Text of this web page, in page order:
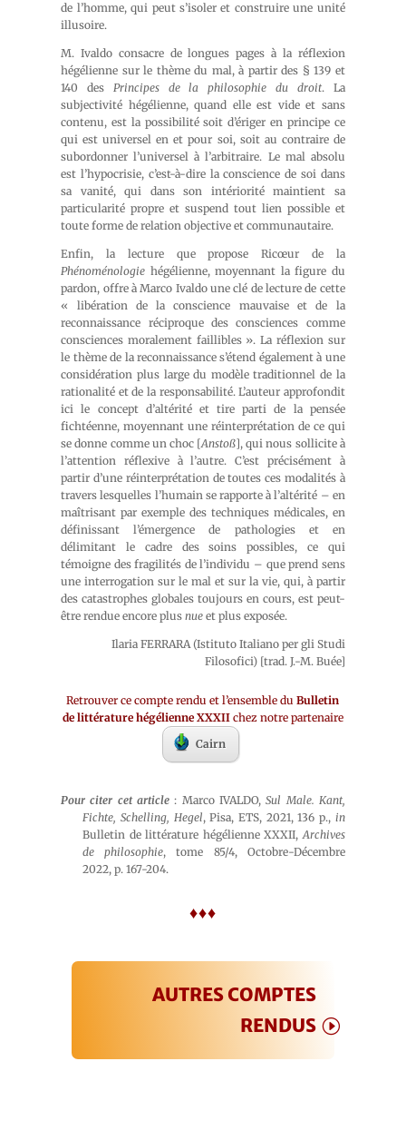
de l’homme, qui peut s’isoler et construire une unité
illusoire.
M. Ivaldo consacre de longues pages à la réflexion
hégélienne sur le thème du mal, à partir des § 139 et
140 des Principes de la philosophie du droit. La
subjectivité hégélienne, quand elle est vide et sans
contenu, est la possibilité soit d’ériger en principe ce
qui est universel en et pour soi, soit au contraire de
subordonner l’universel à l’arbitraire. Le mal absolu
est l’hypocrisie, c’est-à-dire la conscience de soi dans
sa vanité, qui dans son intériorité maintient sa
particularité propre et suspend tout lien possible et
toute forme de relation objective et communautaire.
Enfin, la lecture que propose Ricœur de la
Phénoménologie hégélienne, moyennant la figure du
pardon, offre à Marco Ivaldo une clé de lecture de cette
« libération de la conscience mauvaise et de la
reconnaissance réciproque des consciences comme
consciences moralement faillibles ». La réflexion sur
le thème de la reconnaissance s’étend également à une
considération plus large du modèle traditionnel de la
rationalité et de la responsabilité. L’auteur approfondit
ici le concept d’altérité et tire parti de la pensée
fichtéenne, moyennant une réinterprétation de ce qui
se donne comme un choc [Anstoß], qui nous sollicite à
l’attention réflexive à l’autre. C’est précisément à
partir d’une réinterprétation de toutes ces modalités à
travers lesquelles l’humain se rapporte à l’altérité – en
maîtrisant par exemple des techniques médicales, en
définissant l’émergence de pathologies et en
délimitant le cadre des soins possibles, ce qui
témoigne des fragilités de l’individu – que prend sens
une interrogation sur le mal et sur la vie, qui, à partir
des catastrophes globales toujours en cours, est peut-
être rendue encore plusnue et plus exposée.
Ilaria FERRARA (Istituto Italiano per gli Studi
Filosofici) [trad. J.-M. Buée]
Retrouver ce compte rendu et l’ensemble duBulletin
de littérature hégélienne XXXII chez notre partenaire
Cairn
Pour citer cet article : Marco IVALDO,Sul Male. Kant,
Fichte, Schelling, Hegel, Pisa, ETS, 2021, 136 p., in
Bulletin de littérature hégélienne XXXII,Archives
de philosophie, tome 85/4, Octobre-Décembre
2022, p. 167-204.
♦♦♦
AUTRES COMPTES
RENDUS